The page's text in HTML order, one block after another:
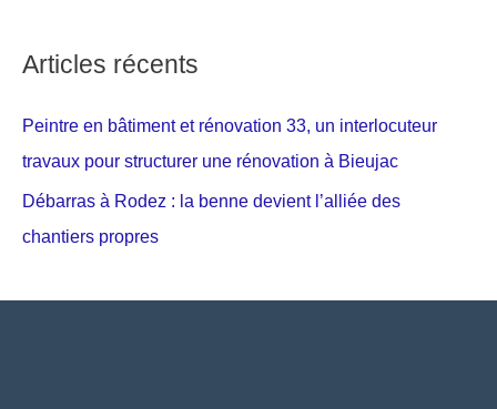
Articles récents
Peintre en bâtiment et rénovation 33, un interlocuteur
travaux pour structurer une rénovation à Bieujac
Débarras à Rodez : la benne devient l’alliée des
chantiers propres